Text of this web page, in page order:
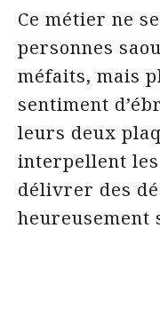
Ce métier ne
personnes
méfaits, mais
sentiment
leurs deux
interpellent
délivrer des
heureusement